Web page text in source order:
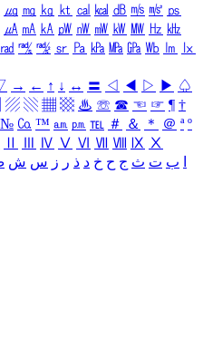
㎍ ㎎ ㎏ ㏏ ㎈ ㎉ ㏈ ㎧ ㎨ ㎰
㎂ ㎃ ㎄ ㎺ ㎻ ㎽ ㎾ ㎿ ㎐ ㎑
㎭ ㎮ ㎯ ㏛ ㎩ ㎪ ㎫ ㎬ ㏝ ㏐
㏓
→ ← ↑ ↓ ↔ 〓 ◁ ◀ ▷ ▶ ♤
▨ ▧ ▦ ▩ ♨ ☏ ☎ ☜ ☞ ¶ †
№ ㏇ ™ ㏂ ㏘ ℡ ＃ ＆ ＊ ＠ ª º
Ⅳ Ⅴ Ⅵ Ⅶ Ⅷ Ⅸ Ⅹ
ب ت ث ج ح خ د ذ ر ز س ش